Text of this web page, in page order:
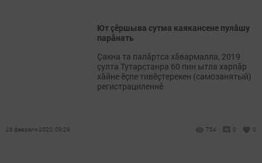
Ют ҫӗршыва сутма каякансене пулӑшу
парӑнать
Ҫакна та палӑртса хӑвармалла, 2019
ҫулта Тутарстанра 60 пин ытла харпӑр
хӑйне ӗҫпе тивӗҫтерекен (самозанятый)
регистрациленнӗ
26 февраля 2020, 09:29 754 0 0